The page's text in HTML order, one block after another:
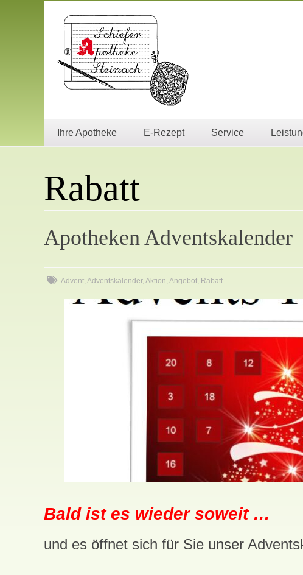
Ihre Apotheke E-Rezept Service
Rabatt
Apotheken Adventskalender
Advent, Adventskalender, Aktion, Angebot, Rabatt
Bald ist es wieder soweit …
und es öffnet sich für Sie unser